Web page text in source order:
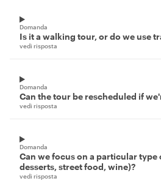
Domanda
Is it a walking tour, or do we use
vedi risposta
Domanda
Can the tour be rescheduled if
vedi risposta
Domanda
Can we focus on a particular type
desserts, street food, wine)?
vedi risposta